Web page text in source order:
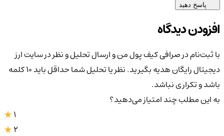
پاسخ دهید
افزودن دیدگاه
با ثبت‌نام در صرافی کیف پول من و ارسال تحلیل و نظر در سایت ارز
دیجیتال رایگان هدیه بگیرید. نظر یا تحلیل شما حداقل باید ۱۰ کلمه
باشد و تکراری نباشد.
به این مطلب چند امتیاز می‌دهید؟